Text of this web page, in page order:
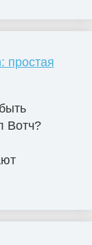
простая
Вотч?